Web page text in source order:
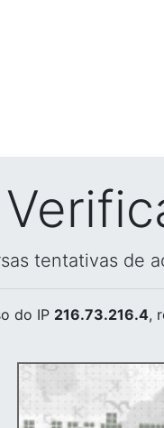
tentativas de
do IP 216.73.216.4,